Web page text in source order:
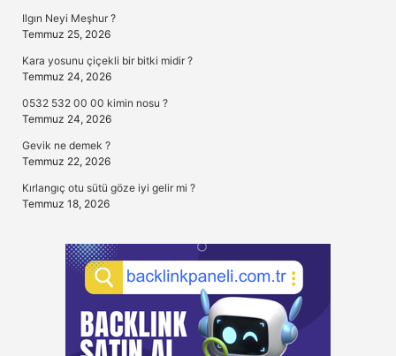
Ilgın Neyi Meşhur ?
Temmuz 25, 2026
Kara yosunu çiçekli bir bitki midir ?
Temmuz 24, 2026
0532 532 00 00 kimin nosu ?
Temmuz 24, 2026
Gevik ne demek ?
Temmuz 22, 2026
Kırlangıç otu sütü göze iyi gelir mi ?
Temmuz 18, 2026